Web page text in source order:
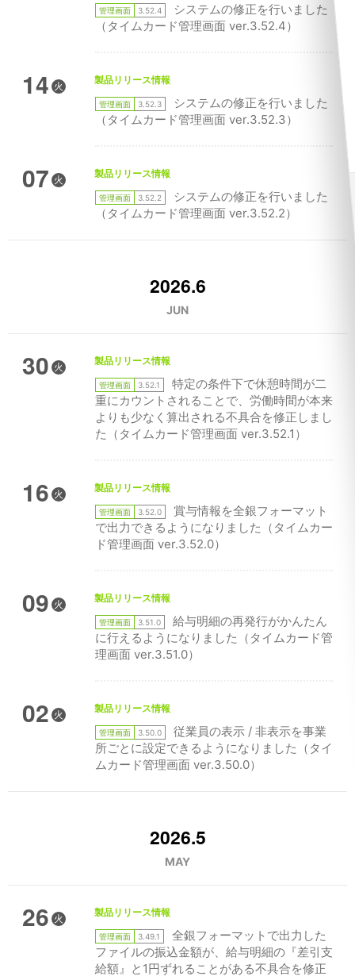
管理画面 3.52.4
システムの修正を行いました
（タイムカード管理画面 ver.3.52.4）
14 火
製品リリース情報
管理画面 3.52.3
システムの修正を行いました
（タイムカード管理画面 ver.3.52.3）
07 火
製品リリース情報
管理画面 3.52.2
システムの修正を行いました
（タイムカード管理画面 ver.3.52.2）
2026.6
JUN
30 火
製品リリース情報
管理画面 3.52.1
特定の条件下で休憩時間が二
重にカウントされることで、労働時間が本来
よりも少なく算出される不具合を修正しまし
た（タイムカード管理画面 ver.3.52.1）
16 火
製品リリース情報
管理画面 3.52.0
賞与情報を全銀フォーマット
で出力できるようになりました（タイムカー
ド管理画面 ver.3.52.0）
09 火
製品リリース情報
管理画面 3.51.0
給与明細の再発行がかんたん
に行えるようになりました（タイムカード管
理画面 ver.3.51.0）
02 火
製品リリース情報
管理画面 3.50.0
従業員の表示 / 非表示を事業
所ごとに設定できるようになりました（タイ
ムカード管理画面 ver.3.50.0）
2026.5
MAY
26 火
製品リリース情報
管理画面 3.49.1
全銀フォーマットで出力した
ファイルの振込金額が、給与明細の『差引支
給額』と1円ずれることがある不具合を修正